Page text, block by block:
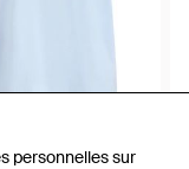
personnelles sur
personnelles sur